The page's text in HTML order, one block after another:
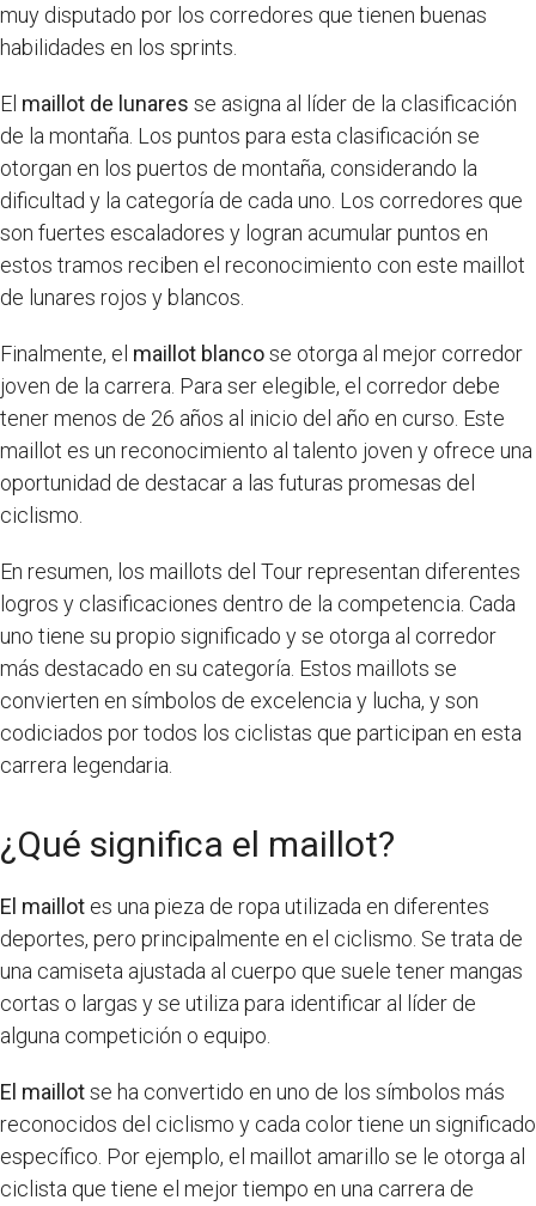
muy disputado por los corredores que tienen buenas
habilidades en los sprints.
El maillot de lunares se asigna al líder de la clasificación
de la montaña. Los puntos para esta clasificación se
otorgan en los puertos de montaña, considerando la
dificultad y la categoría de cada uno. Los corredores que
son fuertes escaladores y logran acumular puntos en
estos tramos reciben el reconocimiento con este maillot
de lunares rojos y blancos.
Finalmente, el maillot blancose otorga al mejor corredor
joven de la carrera. Para ser elegible, el corredor debe
tener menos de 26 años al inicio del año en curso. Este
maillot es un reconocimiento al talento joven y ofrece una
oportunidad de destacar a las futuras promesas del
ciclismo.
En resumen, los maillots del Tour representan diferentes
logros y clasificaciones dentro de la competencia. Cada
uno tiene su propio significado y se otorga al corredor
más destacado en su categoría. Estos maillots se
convierten en símbolos de excelencia y lucha, y son
codiciados por todos los ciclistas que participan en esta
carrera legendaria.
¿Qué significa el maillot?
El maillot es una pieza de ropa utilizada en diferentes
deportes, pero principalmente en el ciclismo. Se trata de
una camiseta ajustada al cuerpo que suele tener mangas
cortas o largas y se utiliza para identificar al líder de
alguna competición o equipo.
El maillotse ha convertido en uno de los símbolos más
reconocidos del ciclismo y cada color tiene un significado
específico. Por ejemplo, el maillot amarillo se le otorga al
ciclista que tiene el mejor tiempo en una carrera de